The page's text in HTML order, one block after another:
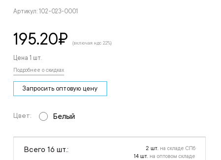
Артикул: 102-023-0001
195.20₽ (включая ндс 22%)
Цена 1 шт.
Подробнее о скидках
Запросить оптовую цену
Цвет: Белый
Всего 16 шт.: 2 шт.на складе СПб
14 шт.на оптовом складе